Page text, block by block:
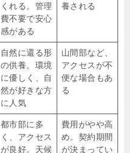
くれる。管理
費不要で安心
感がある
養される
自然に還る形
の供養。環境
に優しく、自
然が好きな方
に人気
山間部など、
アクセスが不
便な場合もあ
る
都市部に多
く、アクセス
が良好。天候
費用がやや高
め。契約期間
が決まってい